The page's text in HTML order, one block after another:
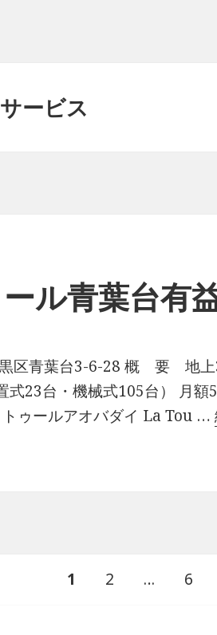
ービス
ル青葉台有
青葉台3-6-28 概 要 地上
23台・機械式105台） 月額
トゥールアオバダイ La Tou …
ペ
1 ペ
2 … ペ
6